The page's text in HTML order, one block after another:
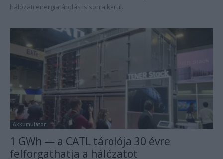
hálózati energiatárolás is sorra kerül.
Akkumulátor
1 GWh — a CATL tárolója 30 évre
felforgathatja a hálózatot